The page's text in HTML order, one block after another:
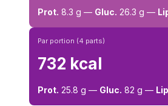
Prot. 8.3 g — Gluc. 26.3 g —
Par portion (4 parts)
732 kcal
Prot. 25.8 g — Gluc. 82 g —